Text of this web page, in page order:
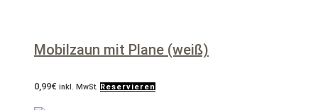
Mobilzaun mit Plane (weiß)
0,99€ inkl. MwSt. Reservieren